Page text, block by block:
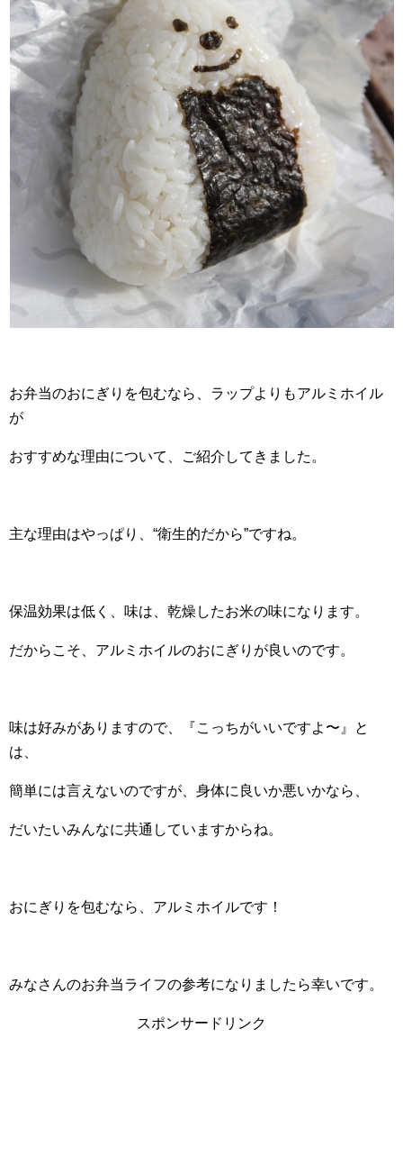
お弁当のおにぎりを包むなら、ラップよりもアルミホイル
が
おすすめな理由について、ご紹介してきました。
主な理由はやっぱり、“衛生的だから”ですね。
保温効果は低く、味は、乾燥したお米の味になります。
だからこそ、アルミホイルのおにぎりが良いのです。
味は好みがありますので、『こっちがいいですよ〜』と
は、
簡単には言えないのですが、身体に良いか悪いかなら、
だいたいみんなに共通していますからね。
おにぎりを包むなら、アルミホイルです！
みなさんのお弁当ライフの参考になりましたら幸いです。
スポンサードリンク